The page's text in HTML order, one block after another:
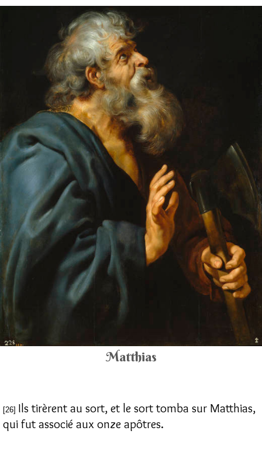
Matthias
[26] Ils tirèrent au sort, et le sort tomba sur Matthias,
qui fut associé aux onze apôtres.